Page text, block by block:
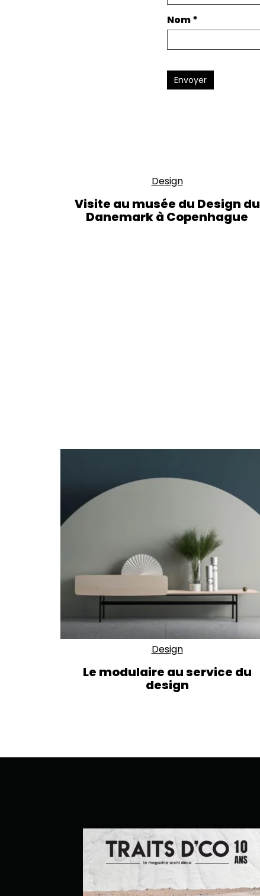
Nom*
Envoyer
Design
Visite au musée du Design du
Danemark à Copenhague
Design
Le modulaire au service du
design